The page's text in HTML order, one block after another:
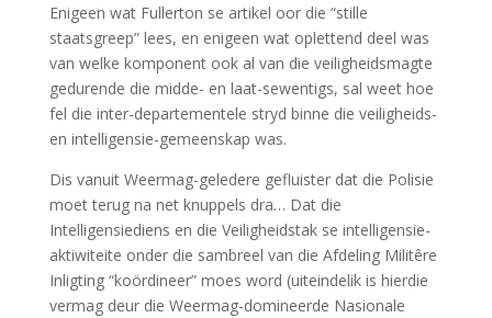
Enigeen wat Fullerton se artikel oor die “stille
staatsgreep” lees, en enigeen wat oplettend deel was
van welke komponent ook al van die veiligheidsmagte
gedurende die midde- en laat-sewentigs, sal weet hoe
fel die inter-departementele stryd binne die veiligheids-
en intelligensie-gemeenskap was.
Dis vanuit Weermag-geledere gefluister dat die Polisie
moet terug na net knuppels dra… Dat die
Intelligensiediens en die Veiligheidstak se intelligensie-
aktiwiteite onder die sambreel van die Afdeling Militêre
Inligting “koördineer” moes word (uiteindelik is hierdie
vermag deur die Weermag-domineerde Nasionale